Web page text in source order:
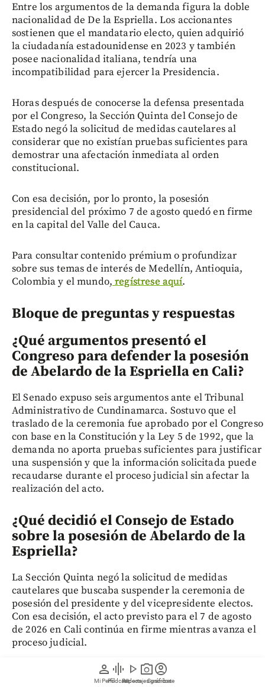
person
Mi Perfil
graphic_eq
Pódcast
play_arrow
Videos
photo_camera
Reportajes gráficos
account_circle
Suscríbete
Entre los argumentos de la demanda figura la doble
nacionalidad de De la Espriella. Los accionantes
sostienen que el mandatario electo, quien adquirió
la ciudadanía estadounidense en 2023 y también
posee nacionalidad italiana, tendría una
incompatibilidad para ejercer la Presidencia.
Horas después de conocerse la defensa presentada
por el Congreso, la Sección Quinta del Consejo de
Estado negó la solicitud de medidas cautelares al
considerar que no existían pruebas suficientes para
demostrar una afectación inmediata al orden
constitucional.
Con esa decisión, por lo pronto, la posesión
presidencial del próximo 7 de agosto quedó en firme
en la capital del Valle del Cauca.
Para consultar contenido prémium o profundizar
sobre sus temas de interés de Medellín, Antioquia,
Colombia y el mundo, regístrese aquí.
Bloque de preguntas y respuestas
¿Qué argumentos presentó el
Congreso para defender la posesión
de Abelardo de la Espriella en Cali?
El Senado expuso seis argumentos ante el Tribunal
Administrativo de Cundinamarca. Sostuvo que el
traslado de la ceremonia fue aprobado por el Congreso
con base en la Constitución y la Ley 5 de 1992, que la
demanda no aporta pruebas suficientes para justificar
una suspensión y que la información solicitada puede
recaudarse durante el proceso judicial sin afectar la
realización del acto.
¿Qué decidió el Consejo de Estado
sobre la posesión de Abelardo de la
Espriella?
La Sección Quinta negó la solicitud de medidas
cautelares que buscaba suspender la ceremonia de
posesión del presidente y del vicepresidente electos.
Con esa decisión, el acto previsto para el 7 de agosto
de 2026 en Cali continúa en firme mientras avanza el
proceso judicial.
¿Por qué fue demandada la posesión